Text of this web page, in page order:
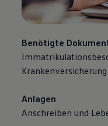
Benötigte
Krankenversicherung
Anlagen
Anschreiben und